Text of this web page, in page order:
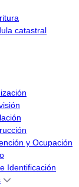
catastral
y Ocupación
Identificación